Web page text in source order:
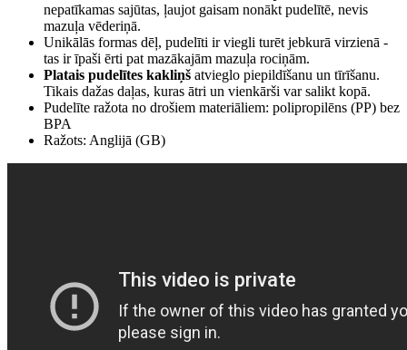
nepatīkamas sajūtas, ļaujot gaisam nonākt pudelītē, nevis
mazuļa vēderiņā.
Unikālās formas dēļ, pudelīti ir viegli turēt jebkurā virzienā -
tas ir īpaši ērti pat mazākajām mazuļa rociņām.
Platais pudelītes kakliņš atvieglo piepildīšanu un tīrīšanu.
Tikais dažas daļas, kuras ātri un vienkārši var salikt kopā.
Pudelīte ražota no drošiem materiāliem: polipropilēns (PP) bez
BPA
Ražots: Anglijā (GB)